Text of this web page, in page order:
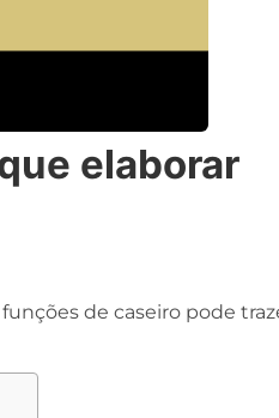
elaborar
de caseiro pode